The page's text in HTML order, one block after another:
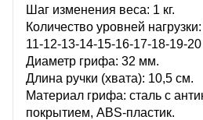
Шаг изменения веса: 1 кг.
Количество уровней
11-12-13-14-15-16-17-18-19-20
Диаметр грифа: 32 мм.
Длина ручки (хвата): 10,5 см.
Материал грифа: сталь с
покрытием, ABS-пластик.